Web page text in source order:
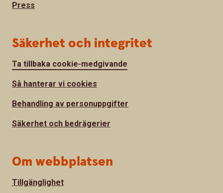
Press
Säkerhet och integritet
Ta tillbaka cookie-medgivande
Så hanterar vi cookies
Behandling av personuppgifter
Säkerhet och bedrägerier
Om webbplatsen
Tillgänglighet